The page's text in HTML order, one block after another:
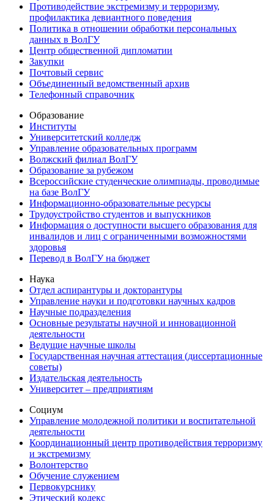
Противодействие экстремизму и терроризму,
профилактика девиантного поведения
Политика в отношении обработки персональных
данных в ВолГУ
Центр общественной дипломатии
Закупки
Почтовый сервис
Объединенный ведомственный архив
Телефонный справочник
Образование
Институты
Университетский колледж
Управление образовательных программ
Волжский филиал ВолГУ
Образование за рубежом
Всероссийские студенческие олимпиады, проводимые
на базе ВолГУ
Информационно-образовательные ресурсы
Трудоустройство студентов и выпускников
Информация о доступности высшего образования для
инвалидов и лиц с ограниченными возможностями
здоровья
Перевод в ВолГУ на бюджет
Наука
Отдел аспирантуры и докторантуры
Управление науки и подготовки научных кадров
Научные подразделения
Основные результаты научной и инновационной
деятельности
Ведущие научные школы
Государственная научная аттестация (диссертационные
советы)
Издательская деятельность
Университет – предприятиям
Социум
Управление молодежной политики и воспитательной
деятельности
Координационный центр противодействия терроризму
и экстремизму
Волонтерство
Обучение служением
Первокурснику
Этический кодекс